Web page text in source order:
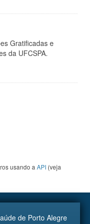
Gratificadas e
da UFCSPA.
usando a API (veja
de Porto Alegre